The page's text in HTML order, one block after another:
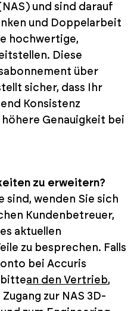
und sind darauf
und Doppelarbeit
hochwertige,
Diese
über
sicher, dass Ihr
Konsistenz
Genauigkeit bei
zu erweitern?
sind, wenden Sie sich
Kundenbetreuer,
aktuellen
zu besprechen. Falls
bei Accuris
bittean den Vertrieb,
zur NAS 3D-